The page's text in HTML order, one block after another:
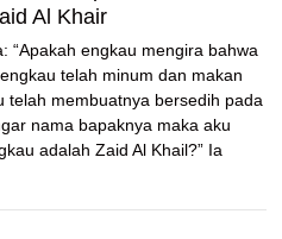
Al Khair
“Apakah engkau mengira bahwa
telah minum dan makan
telah membuatnya bersedih pada
nama bapaknya maka aku
adalah Zaid Al Khail?” Ia